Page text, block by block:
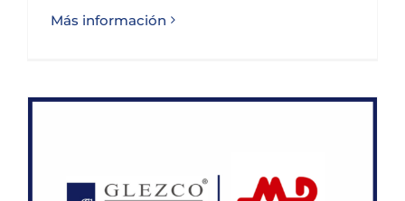
Más información